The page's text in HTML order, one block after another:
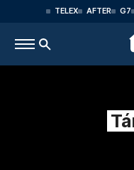
TELEX AFTER G7